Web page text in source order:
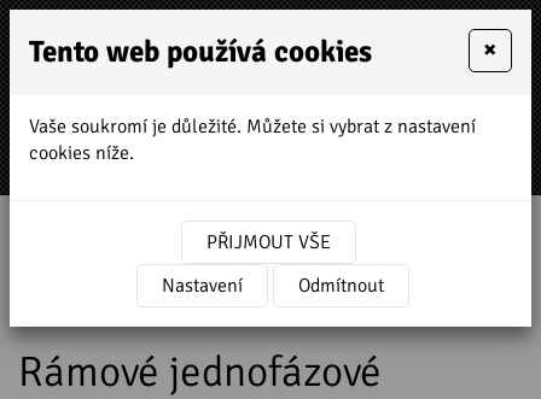
MENU
»
Prodej a servis stavebních strojů
HONDA zahradní a stavební technika
Elektrocentrály
» Jednofázové elektrocentrály
Rámové jednofázové
Tento web používá cookies ×
Vaše soukromí je důležité. Můžete si vybrat z nastavení
cookies níže.
PŘIJMOUT VŠE
Nastavení
Odmítnout